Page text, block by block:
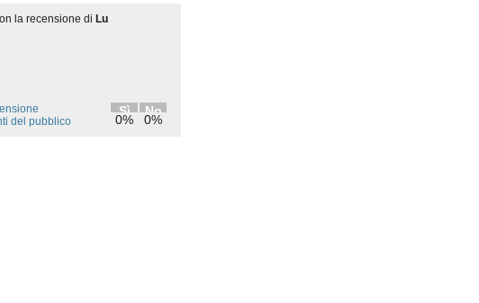
la recensione di Lu
Sì
0%
No
0%
del pubblico